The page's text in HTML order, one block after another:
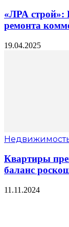
«ЛРА строй»:
ремонта
19.04.2025
Квартиры
баланс
11.11.2024